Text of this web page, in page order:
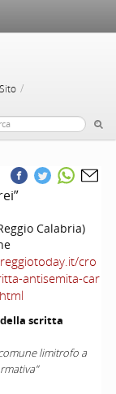
/
Calabria)
cro
antisemita-car
scritta
limitrofo a